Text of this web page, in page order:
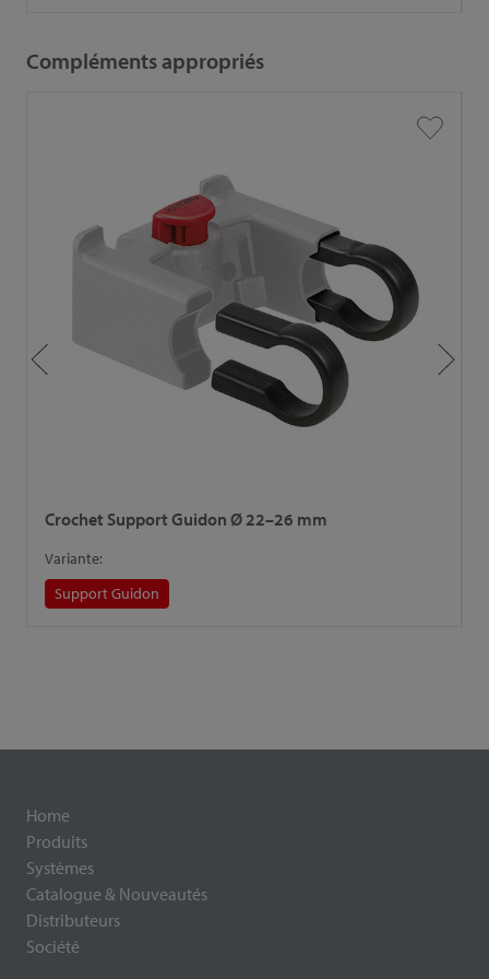
Compléments appropriés
Crochet Support Guidon Ø 22–26 mm
Variante:
Support Guidon
Home
Produits
Systèmes
Catalogue & Nouveautés
Distributeurs
Société